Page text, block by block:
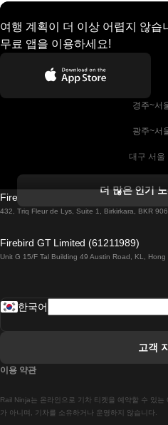
여행 계획이 더 이상 어렵지 않
무료 앱을 이용하세요!
경주~서
광주~서
대구 서울
더블린에서
로마에서 나
마드리드-리
더 많은 인기
Firebird GT Limited (OC 1451)
432, Triq Fleur de Lys, Suite 1, Birkirkara, BKR
Firebird GT Limited (61211989)
Unit G 15/F Tal Building 49 Austin Road, KL, Hong
Rail Ninja는 온라인으로 기차 티켓을 예약할 수 있
가 아니며, 기차를 소유하거나 운영하지 않습니다.
한국어
고객
이용 약관